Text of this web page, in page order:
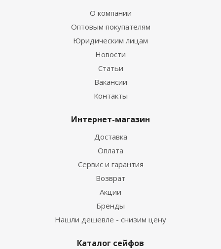
О компании
Оптовым покупателям
Юридическим лицам
Новости
Статьи
Вакансии
Контакты
Интернет-магазин
Доставка
Оплата
Сервис и гарантия
Возврат
Акции
Бренды
Нашли дешевле - снизим цену
Каталог сейфов